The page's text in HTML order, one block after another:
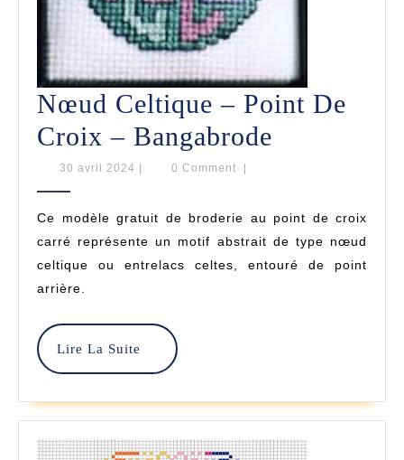
Nœud Celtique – Point De
Croix – Bangabrode
Point
De
30 avril 2024 30
0 Comment
Ce modèle gratuit de broderie au point de croix
carré représente un motif abstrait de type nœud
celtique ou entrelacs celtes, entouré de point
arrière.
Lire La Suite
Lire
La